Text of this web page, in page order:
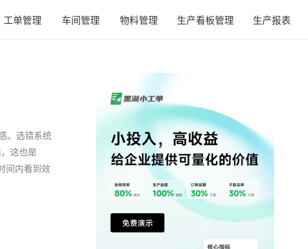
工单管理 车间管理 物料管理 生产看板管理 生产报表
。选错系统
这也是
间内看到效